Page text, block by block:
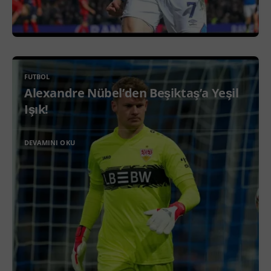
FUTBOL
Alexandre Nübel’den Beşiktaş’a Yeşil
Işık!
DEVAMINI OKU